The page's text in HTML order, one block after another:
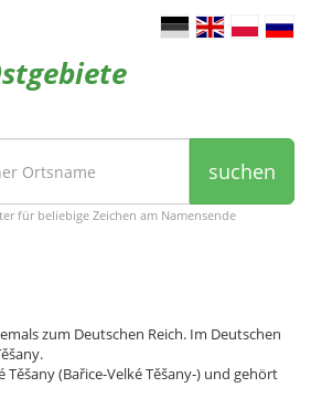
suchen
für beliebige Zeichen am Namensende
zum Deutschen Reich. Im Deutschen
(Bařice-Velké Těšany-) und gehört